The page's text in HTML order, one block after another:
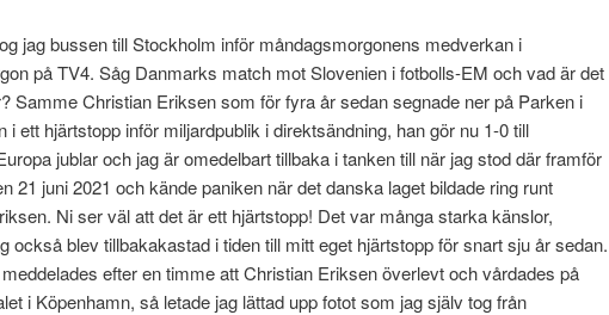
jag bussen till Stockholm inför måndagsmorgonens medverkan i
på TV4. Såg Danmarks match mot Slovenien i fotbolls-EM och vad är det
Samme Christian Eriksen som för fyra år sedan segnade ner på Parken i
i ett hjärtstopp inför miljardpublik i direktsändning, han gör nu 1-0 till
jublar och jag är omedelbart tillbaka i tanken till när jag stod där framför
21 juni 2021 och kände paniken när det danska laget bildade ring runt
Ni ser väl att det är ett hjärtstopp! Det var många starka känslor,
också blev tillbakakastad i tiden till mitt eget hjärtstopp för snart sju år sedan.
efter en timme att Christian Eriksen överlevt och vårdades på
i Köpenhamn, så letade jag lättad upp fotot som jag själv tog från